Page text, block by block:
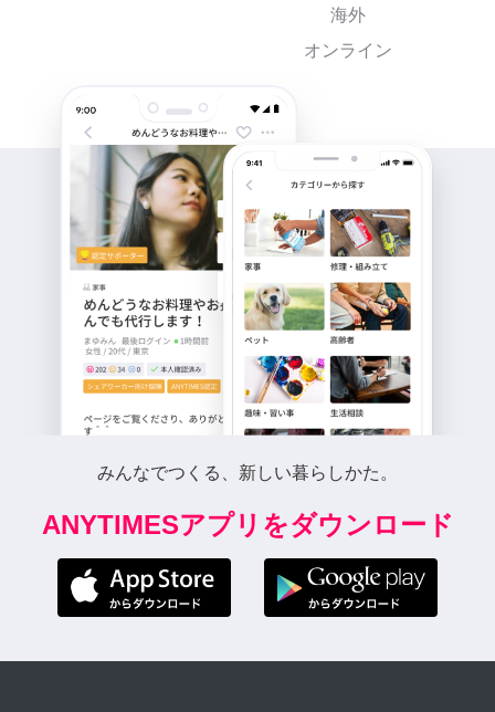
海外
オンライン
みんなでつくる、新しい暮らしかた。
ANYTIMESアプリをダウンロード